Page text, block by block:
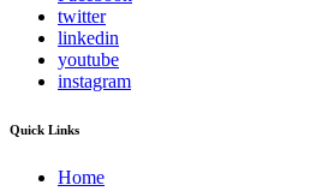
twitter
linkedin
youtube
instagram
Quick Links
Home